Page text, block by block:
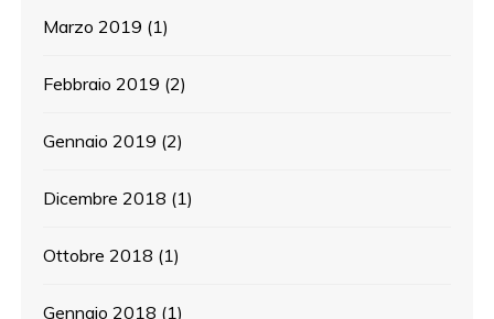
Marzo 2019 (1)
Febbraio 2019 (2)
Gennaio 2019 (2)
Dicembre 2018 (1)
Ottobre 2018 (1)
Gennaio 2018 (1)